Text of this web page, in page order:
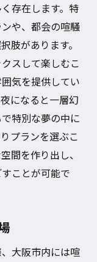
存在します。特
や、都会の喧騒
肢があります。
スして楽しむこ
気を提供してい
になると一層幻
特別な夢の中に
プランを選ぶこ
間を作り出し、
ことが可能で
大阪市内には喧